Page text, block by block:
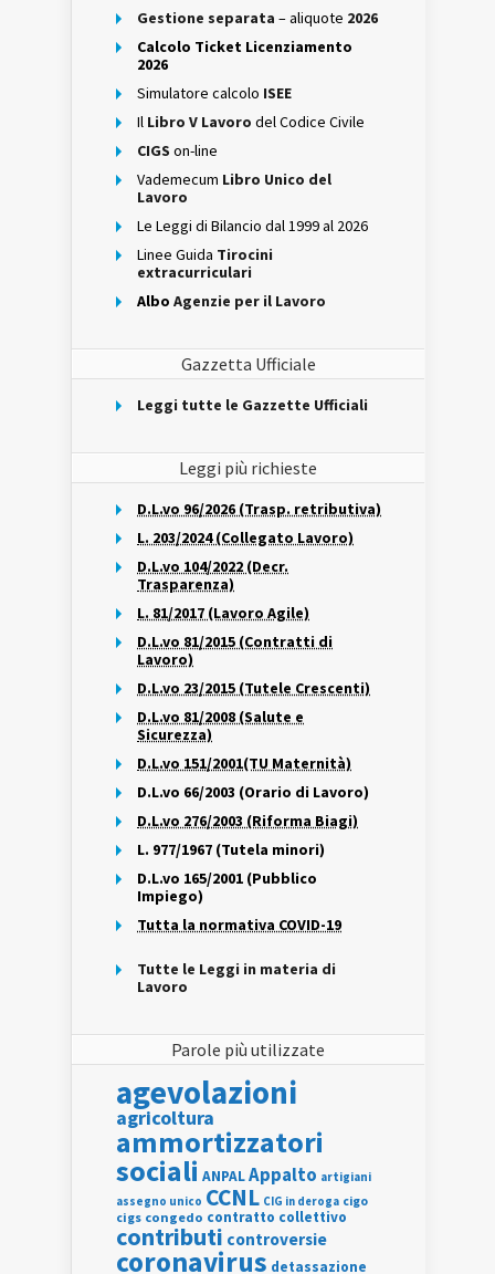
Gestione separata – aliquote 2026
Calcolo Ticket Licenziamento
2026
Simulatore calcolo ISEE
Il Libro V Lavoro del Codice Civile
CIGS on-line
Vademecum Libro Unico del
Lavoro
Le Leggi di Bilancio dal 1999 al 2026
Linee Guida Tirocini
extracurriculari
Albo Agenzie per il Lavoro
Gazzetta Ufficiale
Leggi tutte le Gazzette Ufficiali
Leggi più richieste
D.L.vo 96/2026 (Trasp. retributiva)
L. 203/2024 (Collegato Lavoro)
D.L.vo 104/2022 (Decr.
Trasparenza)
L. 81/2017 (Lavoro Agile)
D.L.vo 81/2015 (Contratti di
Lavoro)
D.L.vo 23/2015 (Tutele Crescenti)
D.L.vo 81/2008 (Salute e
Sicurezza)
D.L.vo 151/2001(TU Maternità)
D.L.vo 66/2003 (Orario di Lavoro)
D.L.vo 276/2003 (Riforma Biagi)
L. 977/1967 (Tutela minori)
D.L.vo 165/2001 (Pubblico
Impiego)
Tutta la normativa COVID-19
Tutte le Leggi in materia di
Lavoro
Parole più utilizzate
agevolazioni
agricoltura
ammortizzatori
sociali ANPALAppalto artigiani
assegno unico CCNL CIG in deroga cigo
cigs congedo contratto collettivo
contributi controversie
coronavirus detassazione